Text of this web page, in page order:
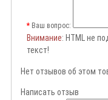
Ваш вопрос:
Внимание: HTML не
текст!
Нет отзывов об этом
Написать отзыв